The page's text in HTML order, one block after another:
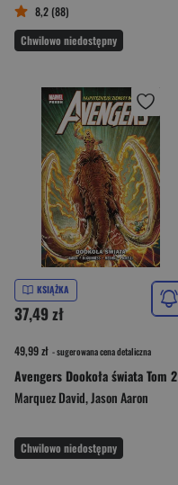
8,2 (88)
Chwilowo niedostępny
KSIĄŻKA
37,49 zł
49,99 zł - sugerowana cena detaliczna
Avengers Dookoła świata Tom 2
Marquez David,Jason Aaron
Chwilowo niedostępny